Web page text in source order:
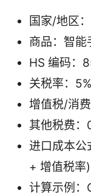
国家/地区
商品：智能
HS 编码：
关税率：5%
增值税/消
其他税费：
进口成本
+ 增值税率)
计算示例：